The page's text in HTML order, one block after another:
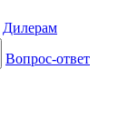
Дилерам
Вопрос-ответ